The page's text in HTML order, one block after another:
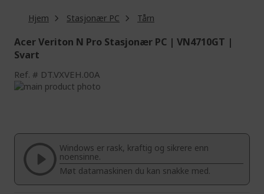
Hjem Stasjonær PC Tårn
Acer Veriton N Pro Stasjonær PC | VN4710GT |
Svart
Ref. DT.VXVEH.00A
Skip
of
images
gallery
beginning
the
images
gallery
Windows er rask, kraftig og sikrere enn
noensinne.
Møt datamaskinen du kan snakke med.